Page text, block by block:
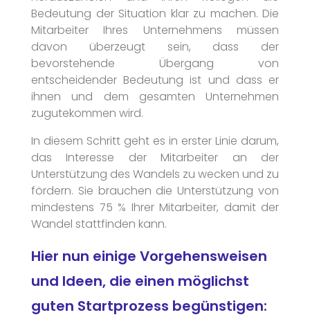
Bedeutung der Situation klar zu machen. Die
Mitarbeiter Ihres Unternehmens müssen
davon überzeugt sein, dass der
bevorstehende Übergang von
entscheidender Bedeutung ist und dass er
ihnen und dem gesamten Unternehmen
zugutekommen wird.
In diesem Schritt geht es in erster Linie darum,
das Interesse der Mitarbeiter an der
Unterstützung des Wandels zu wecken und zu
fördern. Sie brauchen die Unterstützung von
mindestens 75 % Ihrer Mitarbeiter, damit der
Wandel stattfinden kann.
Hier nun einige Vorgehensweisen
und Ideen, die einen möglichst
guten Startprozess begünstigen: